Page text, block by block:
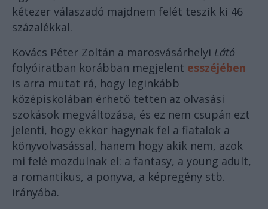
kétezer válaszadó majdnem felét teszik ki 46
százalékkal.
Kovács Péter Zoltán a marosvásárhelyi Látó
folyóiratban korábban megjelent esszéjében
is arra mutat rá, hogy leginkább
középiskolában érhető tetten az olvasási
szokások megváltozása, és ez nem csupán ezt
jelenti, hogy ekkor hagynak fel a fiatalok a
könyvolvasással, hanem hogy akik nem, azok
mi felé mozdulnak el: a fantasy, a young adult,
a romantikus, a ponyva, a képregény stb.
irányába.